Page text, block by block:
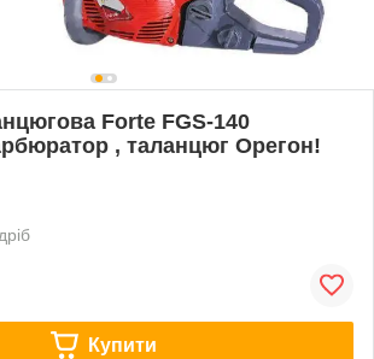
Forte FGS-140
, таланцюг Орегон!
Купити